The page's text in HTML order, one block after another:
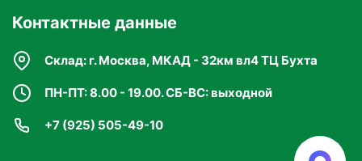
Контактные данные
Склад: г. Москва, МКАД - 32км вл4 ТЦ Бухта
ПН-ПТ: 8.00 - 19.00. СБ-ВС: выходной
+7 (925) 505-49-10